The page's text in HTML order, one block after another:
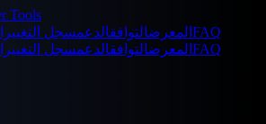
Tools
المعرضالتوافقالدعمسجل
FAQ
المعرضالتوافقالدعمسجل FAQ